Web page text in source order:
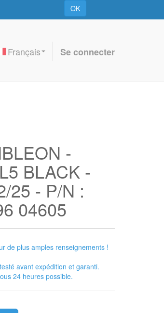
OK
Français Se connecter
-
BLACK -
25 - P/N :
04605
de plus amples renseignements !
avant expédition et garanti.
24 heures possible.